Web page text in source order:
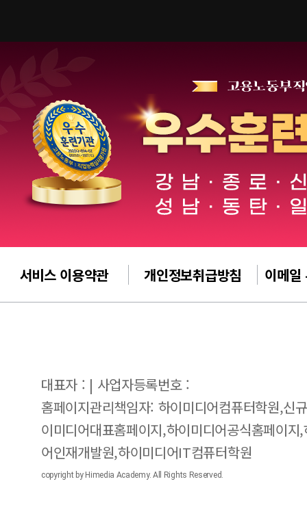
서비스 이용약관 개인정보취급방침 이메일
대표자 : | 사업자등록번호 :
홈페이지관리책임자: 하이미디어컴퓨터학원,신
이미디어대표홈페이지,하이미디어공식홈페이
어인재개발원,하이미디어IT컴퓨터학원
copyright by Himedia Academy. All Rights Reserved.